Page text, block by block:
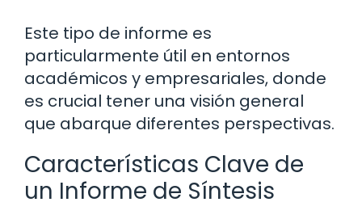
Este tipo de informe es
particularmente útil en entornos
académicos y empresariales, donde
es crucial tener una visión general
que abarque diferentes perspectivas.
Características Clave de
un Informe de Síntesis